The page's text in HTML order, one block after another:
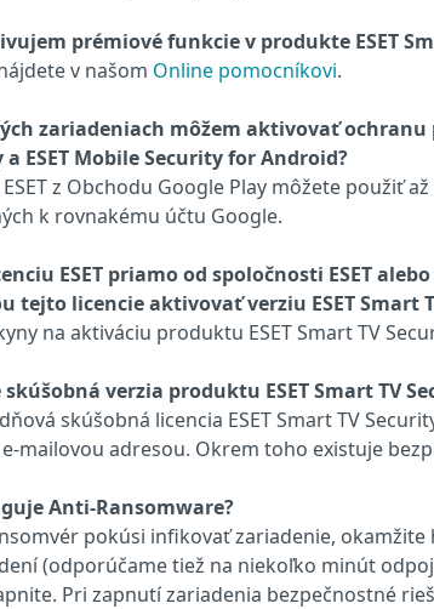
prémiové funkcie v produkte ESET
v našom Online pomocníkovi.
zariadeniach môžem aktivovať ochranu
a ESET Mobile Security for Android?
z Obchodu Google Play môžete použiť
k rovnakému účtu Google.
ESET priamo od spoločnosti ESET
tejto licencie aktivovať verziu ESET Smart
na aktiváciu produktu ESET Smart TV
verzia produktu ESET Smart TV
skúšobná licencia ESET Smart TV
adresou. Okrem toho existuje
Anti‑Ransomware?
pokúsi infikovať zariadenie,
(odporúčame tiež na niekoľko minút
Pri zapnutí zariadenia bezpečnostné